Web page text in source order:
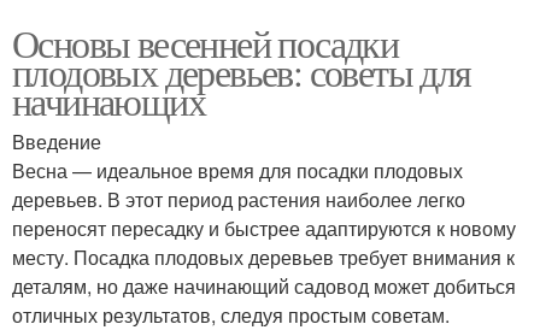
Основы весенней посадки
плодовых деревьев: советы для
начинающих
Введение
Весна — идеальное время для посадки плодовых
деревьев. В этот период растения наиболее легко
переносят пересадку и быстрее адаптируются к новому
месту. Посадка плодовых деревьев требует внимания к
деталям, но даже начинающий садовод может добиться
отличных результатов, следуя простым советам.